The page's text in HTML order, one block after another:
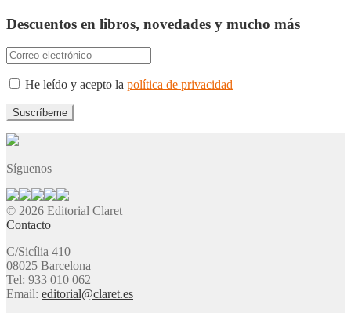
Descuentos en libros, novedades y mucho más
He leído y acepto la política de privacidad
Síguenos
© 2026 Editorial Claret
Contacto
C/Sicília 410
08025 Barcelona
Tel: 933 010 062
Email: editorial@claret.es